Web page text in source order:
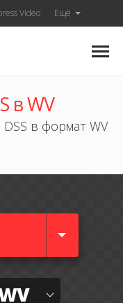
Video Ещё
в WV
в формат WV